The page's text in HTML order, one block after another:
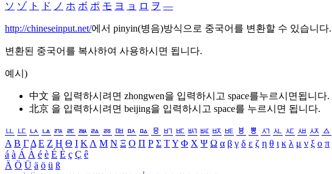
ソ ゾ ト ド ノ ホ ボ ポ モ ヨ ョ ロ ヲ ―
http://chineseinput.net/에서 pinyin(병음)방식으로 중국어를 변환할 수 있습니다.
변환된 중국어를 복사하여 사용하시면 됩니다.
예시)
中文 을 입력하시려면 zhongwen을 입력하시고 space를누르시면됩니다.
北京 을 입력하시려면 beijing을 입력하시고 space를 누르시면 됩니다.
ㅥ ㅦ ㅧ ㅨ ㅩ ㅪ ㅫ ㅬ ㅭ ㅮ ㅯ ㅰ ㅱ ㅲ ㅳ ㅴ ㅵ ㅶ ㅷ ㅸ ㅹ ㅺ ㅻ ㅼ ㅽ ㅾ ㅿ
Α Β ΓΔ Ε Ζ Η Θ Ι ΚΛ Μ Ν Ξ Ο Π Ρ Σ ΤΥ Φ Χ Ψ Ω α β γ δ ε ζ η θ ι κ λ μ ν ξ ο π
á à Á À é è É È ç Ç ê
Ä Ö Ü ä ö ü ß